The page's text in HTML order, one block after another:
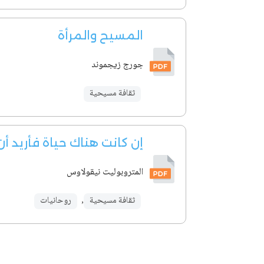
المسيح والمرأة
جورج زيجموند
ثقافة مسيحية
إن كانت هناك حياة فأريد
المتروبوليت نيقولاوس
ثقافة مسيحية , روحانيات